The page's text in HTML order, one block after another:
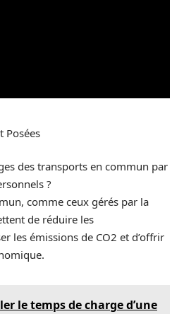
Posées
des transports en commun par
?
comme ceux gérés par la
de réduire les
les émissions de CO2 et d’offrir
le temps de charge d’une